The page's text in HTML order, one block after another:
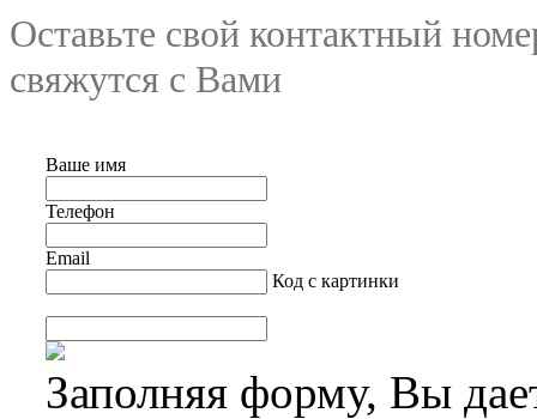
Оставьте свой контактный
свяжутся с Вами
Ваше имя
Телефон
Email
Код с картинки
Заполняя форму, Вы